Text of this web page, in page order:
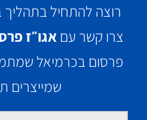
רוצה להתחיל
צרו קשר עם אגו״ז
פרסום בכרמיאל
שמייצרים